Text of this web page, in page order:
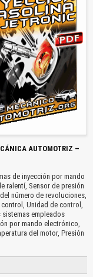
AUTOMOTRIZ –
de inyección por mando
ralentí, Sensor de presión
número de revoluciones,
Unidad de control,
empleados
por mando electrónico,
del motor, Presión